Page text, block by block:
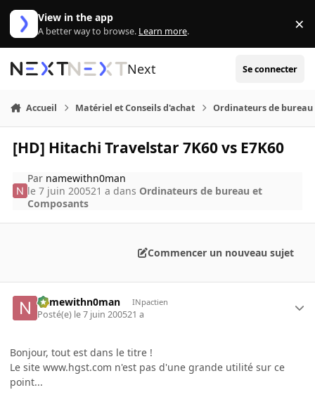
Aller au contenu
View in the app
A better way to browse. Learn more. ×
Next Se connecter
Accueil Matériel et Conseils d'achat Ordinateurs de bureau
[HD] Hitachi Travelstar 7K60 vs E7K60
Par namewithn0man
le 7 juin 200521 a dans Ordinateurs de bureau et
Composants
Commencer un nouveau sujet
namewithn0man INpactien
Posté(e) le 7 juin 200521 a
Bonjour, tout est dans le titre !
Le site www.hgst.com n'est pas d'une grande utilité sur ce
point...